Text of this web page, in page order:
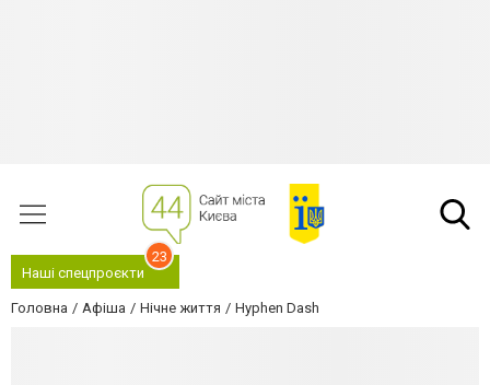
Наші спецпроєкти
23
Головна Афіша Нічне життя Hyphen Dash